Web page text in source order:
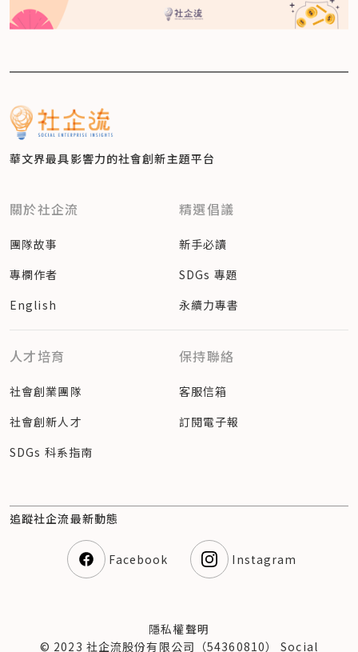
華文界最具影響力的社會創新主題平台
關於社企流
團隊故事
專欄作者
English
精選倡議
新手必讀
SDGs 專題
永續力專書
人才培育
社會創業團隊
社會創新人才
SDGs 科系指南
保持聯絡
客服信箱
訂閱電子報
追蹤社企流最新動態
Facebook Instagram
隱私權聲明
© 2023 社企流股份有限公司（54360810） Social